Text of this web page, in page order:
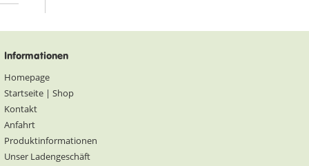
Informationen
Homepage
Startseite | Shop
Kontakt
Anfahrt
Produktinformationen
Unser Ladengeschäft